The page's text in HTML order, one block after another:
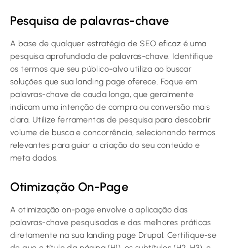
Pesquisa de palavras-chave
A base de qualquer estratégia de SEO eficaz é uma
pesquisa aprofundada de palavras-chave. Identifique
os termos que seu público-alvo utiliza ao buscar
soluções que sua landing page oferece. Foque em
palavras-chave de cauda longa, que geralmente
indicam uma intenção de compra ou conversão mais
clara. Utilize ferramentas de pesquisa para descobrir
volume de busca e concorrência, selecionando termos
relevantes para guiar a criação do seu conteúdo e
meta dados.
Otimização On-Page
A otimização on-page envolve a aplicação das
palavras-chave pesquisadas e das melhores práticas
diretamente na sua landing page Drupal. Certifique-se